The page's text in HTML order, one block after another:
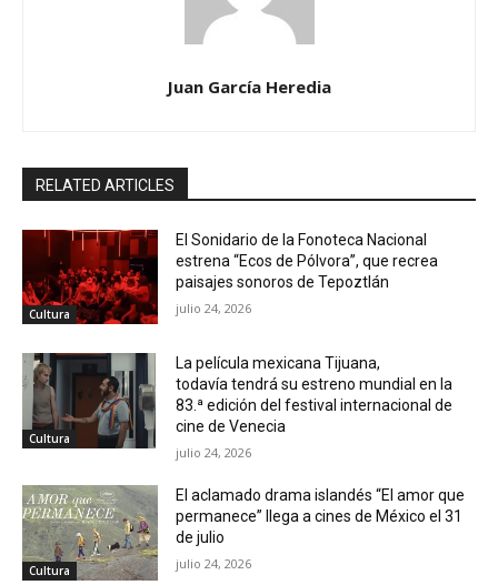
Juan García Heredia
RELATED ARTICLES
Cultura
El Sonidario de la Fonoteca Nacional
estrena “Ecos de Pólvora”, que recrea
paisajes sonoros de Tepoztlán
julio 24, 2026
Cultura
La película mexicana Tijuana,
todavía tendrá su estreno mundial en la
83.ª edición del festival internacional de
cine de Venecia
julio 24, 2026
Cultura
El aclamado drama islandés “El amor que
permanece” llega a cines de México el 31
de julio
julio 24, 2026